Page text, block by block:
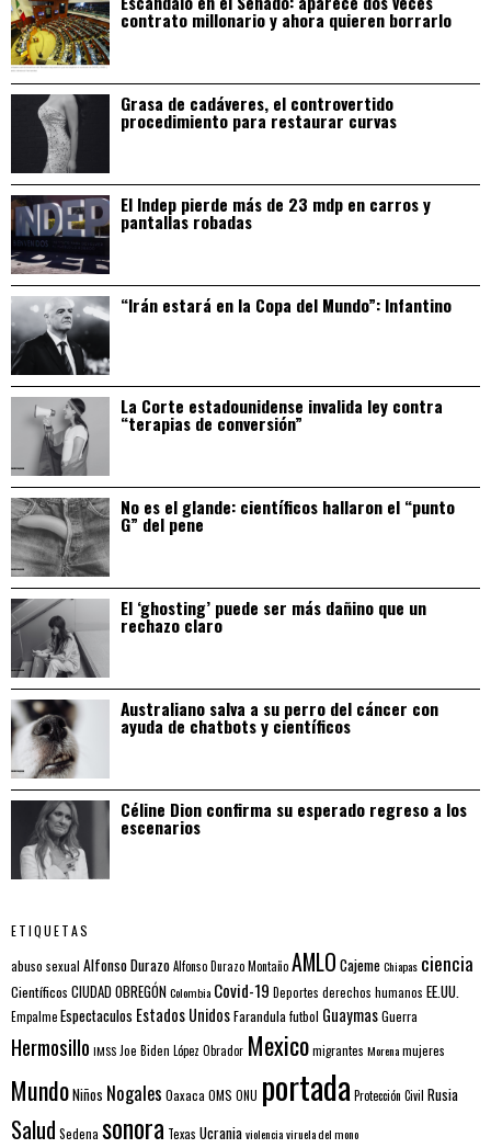
contrato millonario y ahora quieren borrarlo
Grasa de cadáveres, el controvertido
procedimiento para restaurar curvas
El Indep pierde más de 23 mdp en carros y
pantallas robadas
“Irán estará en la Copa del Mundo”: Infantino
La Corte estadounidense invalida ley contra
“terapias de conversión”
No es el glande: científicos hallaron el “punto
G” del pene
El ‘ghosting’ puede ser más dañino que un
rechazo claro
Australiano salva a su perro del cáncer con
ayuda de chatbots y científicos
Céline Dion confirma su esperado regreso a los
escenarios
ETIQUETAS
abuso sexual Alfonso DurazoAlfonso Durazo MontañoAMLO CajemeChiapas ciencia
Científicos CIUDAD OBREGÓNColombia Covid-19 Deportes derechos humanos EE.UU.
EmpalmeEspectaculos Estados UnidosFarandulafutbol GuaymasGuerra
Hermosillo IMSS Joe Biden López Obrador Mexicomigrantes Morenamujeres
MundoNiños Nogales Oaxaca OMS ONU portada Protección Civil Rusia
Salud Sedena sonora Texas Ucraniaviolenciaviruela del mono